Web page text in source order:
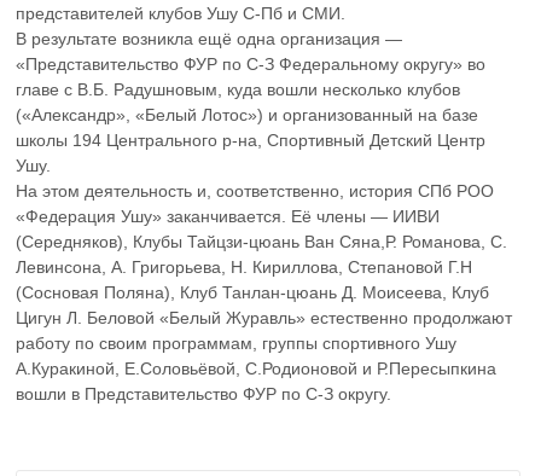
представителей клубов Ушу С-Пб и СМИ.
В результате возникла ещё одна организация —
«Представительство ФУР по С-З Федеральному округу» во
главе с В.Б. Радушновым, куда вошли несколько клубов
(«Александр», «Белый Лотос») и организованный на базе
школы 194 Центрального р-на, Спортивный Детский Центр
Ушу.
На этом деятельность и, соответственно, история СПб РОО
«Федерация Ушу» заканчивается. Её члены — ИИВИ
(Середняков), Клубы Тайцзи-цюань Ван Сяна,Р. Романова, С.
Левинсона, А. Григорьева, Н. Кириллова, Степановой Г.Н
(Сосновая Поляна), Клуб Танлан-цюань Д. Моисеева, Клуб
Цигун Л. Беловой «Белый Журавль» естественно продолжают
работу по своим программам, группы спортивного Ушу
А.Куракиной, Е.Соловьёвой, С.Родионовой и Р.Пересыпкина
вошли в Представительство ФУР по С-З округу.